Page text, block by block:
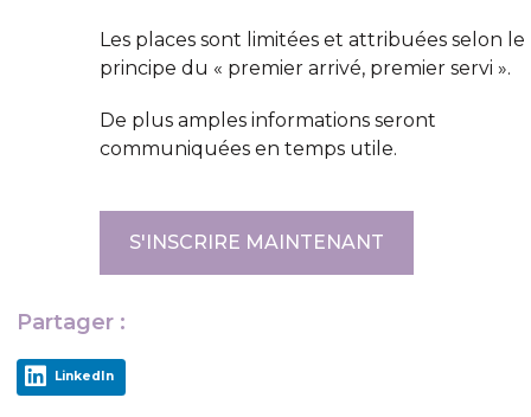
Les places sont limitées et attribuées selon le
principe du « premier arrivé, premier servi ».
De plus amples informations seront
communiquées en temps utile.
S'INSCRIRE MAINTENANT
Partager :
LinkedIn